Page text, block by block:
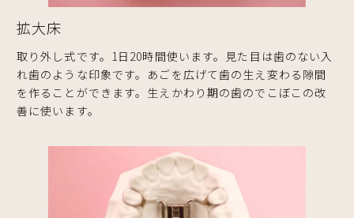
拡大床
取り外し式です。1日20時間使います。見た目は歯のない入
れ歯のような印象です。あごを広げて歯の生え変わる隙間
を作ることができます。生えかわり期の歯のでこぼこの改
善に使います。